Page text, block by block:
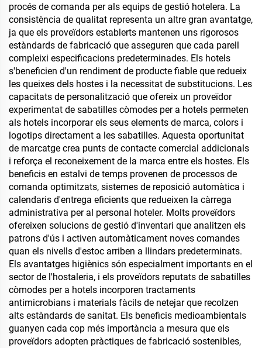
procés de comanda per als equips de gestió hotelera. La
consistència de qualitat representa un altre gran avantatge,
ja que els proveïdors establerts mantenen uns rigorosos
estàndards de fabricació que asseguren que cada parell
compleixi especificacions predeterminades. Els hotels
s'beneficien d'un rendiment de producte fiable que redueix
les queixes dels hostes i la necessitat de substitucions. Les
capacitats de personalització que ofereix un proveïdor
experimentat de sabatilles còmodes per a hotels permeten
als hotels incorporar els seus elements de marca, colors i
logotips directament a les sabatilles. Aquesta oportunitat
de marcatge crea punts de contacte comercial addicionals
i reforça el reconeixement de la marca entre els hostes. Els
beneficis en estalvi de temps provenen de processos de
comanda optimitzats, sistemes de reposició automàtica i
calendaris d'entrega eficients que redueixen la càrrega
administrativa per al personal hoteler. Molts proveïdors
ofereixen solucions de gestió d'inventari que analitzen els
patrons d'ús i activen automàticament noves comandes
quan els nivells d'estoc arriben a llindars predeterminats.
Els avantatges higiènics són especialment importants en el
sector de l'hostaleria, i els proveïdors reputats de sabatilles
còmodes per a hotels incorporen tractaments
antimicrobians i materials fàcils de netejar que recolzen
alts estàndards de sanitat. Els beneficis medioambientals
guanyen cada cop més importància a mesura que els
proveïdors adopten pràctiques de fabricació sostenibles,